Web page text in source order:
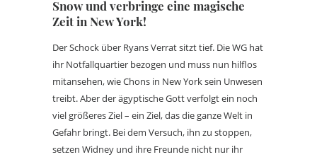
Snow und verbringe eine magische
Zeit in New York!
Der Schock über Ryans Verrat sitzt tief. Die WG hat
ihr Notfallquartier bezogen und muss nun hilflos
mitansehen, wie Chons in New York sein Unwesen
treibt. Aber der ägyptische Gott verfolgt ein noch
viel größeres Ziel – ein Ziel, das die ganze Welt in
Gefahr bringt. Bei dem Versuch, ihn zu stoppen,
setzen Widney und ihre Freunde nicht nur ihr